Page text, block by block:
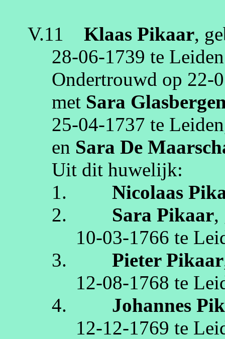
V.11 Klaas Pikaar,
28‑06‑1739 te Leiden
Ondertrouwd op
met Sara
25‑04‑1737 te Leiden
en Sara De
Uit dit huwelijk:
1.
Nicolaas
2.
Sara Pikaar,
10‑03‑1766 te
3.
Pieter Pikaar
12‑08‑1768 te
4.
Johannes
12‑12‑1769 te